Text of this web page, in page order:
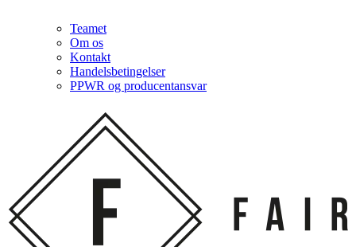
Teamet
Om os
Kontakt
Handelsbetingelser
PPWR og producentansvar